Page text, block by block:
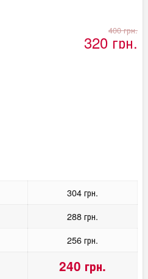
400 грн.
320 грн.
304 грн.
288 грн.
256 грн.
240 грн.